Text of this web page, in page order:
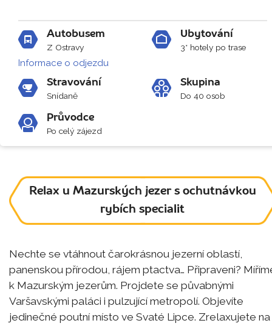
Autobusem
Z Ostravy
Informace o odjezdu
Ubytování
3* hotely po trase
Stravování
Snídaně
Skupina
Do 40 osob
Průvodce
Po celý zájezd
Relax u Mazurských jezer s ochutnávkou
rybích specialit
Nechte se vtáhnout čarokrásnou jezerní oblastí,
panenskou přírodou, rájem ptactva… Připraveni?
k Mazurským jezerům. Projdete se půvabnými
Varšavskými paláci i pulzující metropolí. Objevíte
jedinečné poutní místo ve Svaté Lipce. Zrelaxujete na